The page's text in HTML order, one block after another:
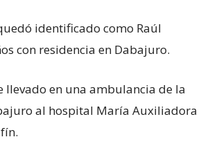
identificado como Raúl
con residencia en Dabajuro.
llevado en una ambulancia de la
al hospital María Auxiliadora